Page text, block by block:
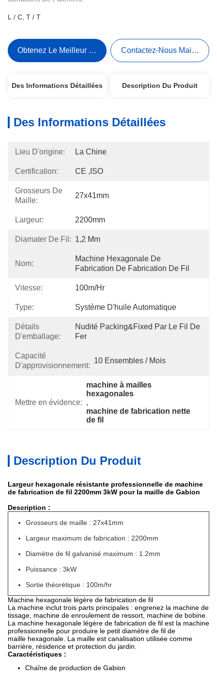
L / C, T / T
Obtenez Le Meilleur Prix Contactez-Nous Maintenant
Des Informations Détaillées Description Du Produit
Des Informations Détaillées
Lieu D'origine: La Chine
Certification: CE ,ISO
Grosseurs De
Maille:
27x41mm
Largeur: 2200mm
Diamater De Fil: 1,2 Mm
Nom:
Machine Hexagonale De
Fabrication De Fabrication De Fil
Vitesse: 100m/hr
Type: Système D'huile Automatique
Détails
D'emballage:
Nudité Packing&fixed Par Le Fil De
Fer
Capacité
D'approvisionnement:
10 Ensembles / Mois
Mettre en évidence:
machine à mailles
hexagonales
,
machine de fabrication nette
de fil
Description Du Produit
Largeur hexagonale résistante professionnelle de machine
de fabrication de fil 2200mm 3kW pour la maille de Gabion
Description :
Grosseurs de maille : 27x41mm
Largeur maximum de fabrication : 2200mm
Diamètre de fil galvanisé maximum : 1.2mm
Puissance : 3kW
Sortie théorétique : 100m/hr
Machine hexagonale légère de fabrication de fil
La machine inclut trois parts principales : engrenez la machine de
tissage, machine de enroulement de ressort, machine de bobine.
La machine hexagonale légère de fabrication de fil est la machine
professionnelle pour produire le petit diamètre de fil de
maille hexagonale. La maille est canalisation utilisée comme
barrière, résidence et protection du jardin.
Caractéristiques :
Chaîne de production de Gabion